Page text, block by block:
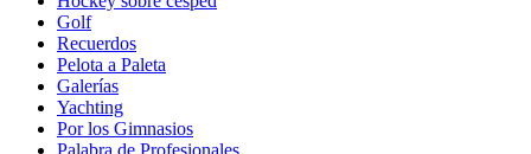
Golf
Recuerdos
Pelota a Paleta
Galerías
Yachting
Por los Gimnasios
Palabra de Profesionales